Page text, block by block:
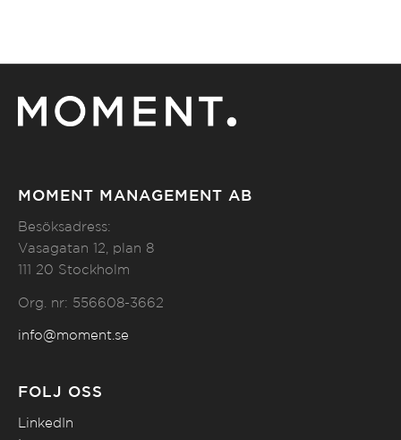
MOMENT MANAGEMENT AB
Besöksadress:
Vasagatan 12, plan 8
111 20 Stockholm
Org. nr: 556608-3662
info@moment.se
FÖLJ OSS
LinkedIn